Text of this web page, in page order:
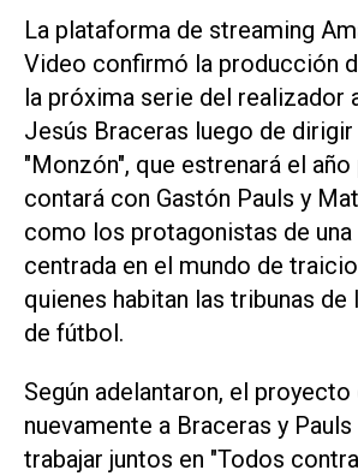
La plataforma de streaming
Video confirmó la producción
la próxima serie del realizador
Jesús Braceras luego de
"Monzón", que estrenará el
contará con Gastón Pauls y
como los protagonistas de
centrada en el mundo de
quienes habitan las tribunas
de fútbol.
Según adelantaron, el proyecto
nuevamente a Braceras y
trabajar juntos en "Todos